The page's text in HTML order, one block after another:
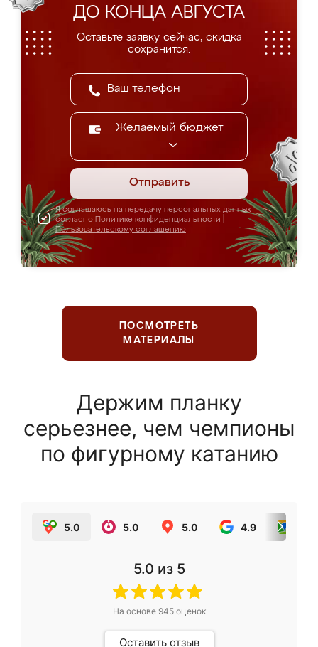
ДО КОНЦА АВГУСТА
Оставьте заявку сейчас, скидка
сохранится.
Желаемый бюджет
Отправить
Я соглашаюсь на передачу персональных данных
согласно Политике конфиденциальности
Пользовательскому соглашению
ПОСМОТРЕТЬ
МАТЕРИАЛЫ
Держим планку
серьезнее, чем чемпионы
по фигурному катанию
5.0 5.0 5.0 4.9
5.0 из 5
На основе 945оценок
Оставить отзыв